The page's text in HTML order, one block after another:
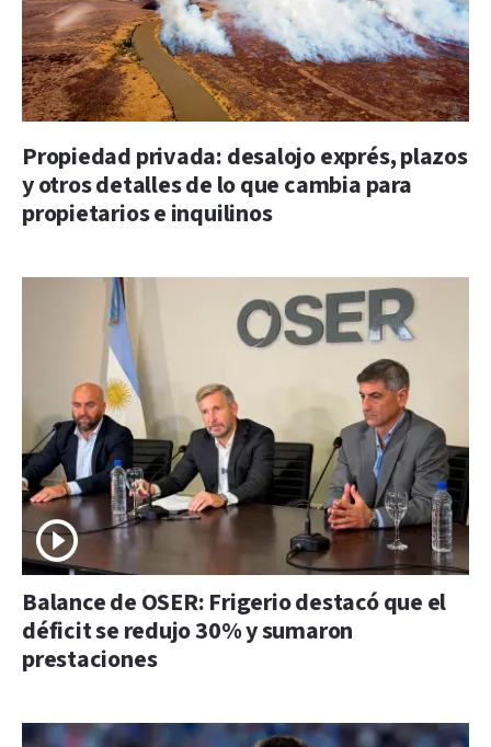
Propiedad privada: desalojo exprés, plazos
y otros detalles de lo que cambia para
propietarios e inquilinos
Balance de OSER: Frigerio destacó que el
déficit se redujo 30% y sumaron
prestaciones